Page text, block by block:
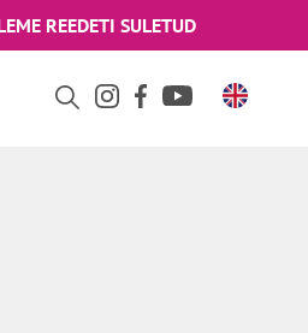
REEDETI SULETUD